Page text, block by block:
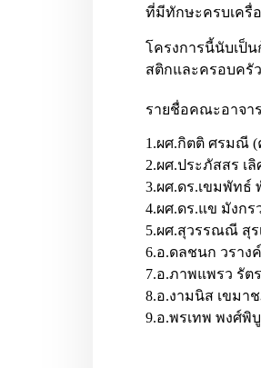
ที่มีทักษะครบเครื่
โครงการนี้นับเป็
สติกและครอบครั
รายชื่อคณะอาจา
1.ผศ.กิตติ ศรมณี (
2.ผศ.ประภัสสร เ
3.ผศ.ดร.เขมพัทธ์
4.ผศ.ดร.แข มังกร
5.ผศ.สุวรรณณี สุร
6.อ.ดลชนก วราง
7.อ.ภาพแพรว รัต
8.อ.งามนิส เขมา
9.อ.พรเทพ พงศ์พิ